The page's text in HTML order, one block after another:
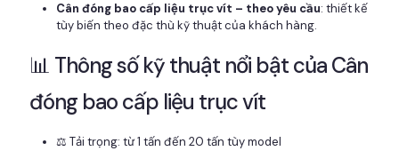
Cân đóng bao cấp liệu trục vít – theo yêu cầu: thiết kế
tùy biến theo đặc thù kỹ thuật của khách hàng.
📊 Thông số kỹ thuật nổi bật của Cân
đóng bao cấp liệu trục vít
⚖️ Tải trọng: từ 1 tấn đến 20 tấn tùy model